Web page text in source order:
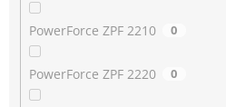
PowerForce ZPF 2210 0
PowerForce ZPF 2220 0